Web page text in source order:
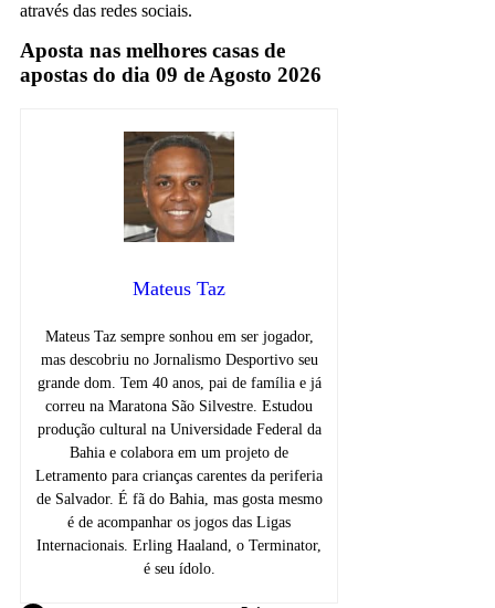
através das redes sociais.
Aposta nas melhores casas de
apostas do dia 09 de Agosto 2026
Mateus Taz
Mateus Taz sempre sonhou em ser jogador,
mas descobriu no Jornalismo Desportivo seu
grande dom. Tem 40 anos, pai de família e já
correu na Maratona São Silvestre. Estudou
produção cultural na Universidade Federal da
Bahia e colabora em um projeto de
Letramento para crianças carentes da periferia
de Salvador. É fã do Bahia, mas gosta mesmo
é de acompanhar os jogos das Ligas
Internacionais. Erling Haaland, o Terminator,
é seu ídolo.